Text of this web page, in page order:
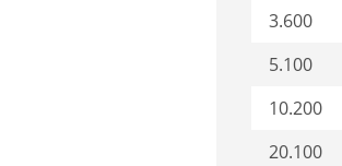
3.600
5.100
10.200
20.100